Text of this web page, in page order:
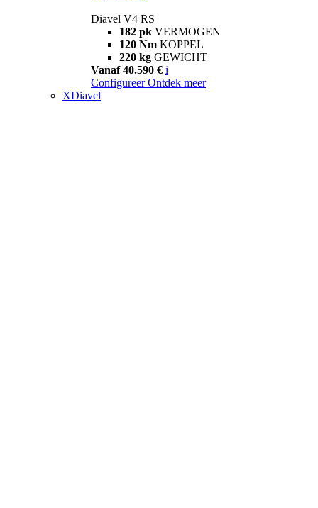
Diavel V4 RS
182 pk VERMOGEN
120 Nm KOPPEL
220 kg GEWICHT
Vanaf 40.590 € i
Configureer Ontdek meer
XDiavel